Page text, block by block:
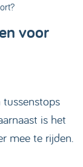
voor
is het
mee te rijden.